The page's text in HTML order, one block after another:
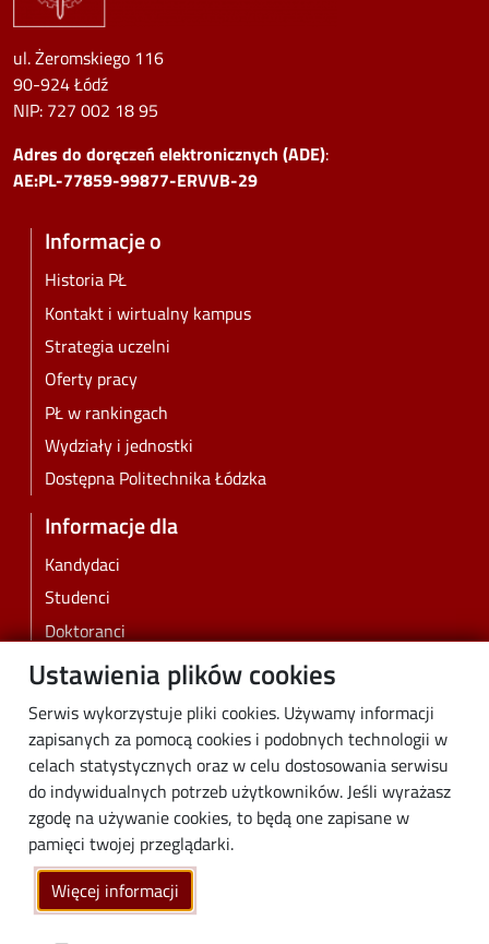
Ustawienia plików cookies
Serwis wykorzystuje pliki cookies. Używamy informacji
zapisanych za pomocą cookies i podobnych technologii w
celach statystycznych oraz w celu dostosowania serwisu
do indywidualnych potrzeb użytkowników. Jeśli wyrażasz
zgodę na używanie cookies, to będą one zapisane w
pamięci twojej przeglądarki.
Więcej informacji
ul. Żeromskiego 116
90-924 Łódź
NIP: 727 002 18 95
Adres do doręczeń elektronicznych (ADE):
AE:PL-77859-99877-ERVVB-29
Informacje o
Historia PŁ
Kontakt i wirtualny kampus
Strategia uczelni
Oferty pracy
PŁ w rankingach
Wydziały i jednostki
Dostępna Politechnika Łódzka
Informacje dla
Kandydaci
Studenci
Doktoranci
Pracownicy
Biznes
Media
Społeczność lokalna
Linki
Wikamp
Poczta elektroniczna